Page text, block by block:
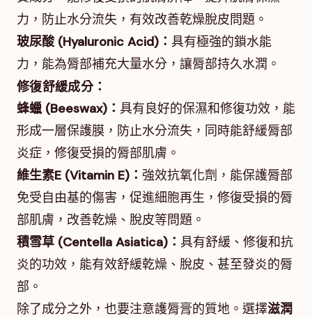
力，防止水分流失，有效改善乾燥脫皮問題。
玻尿酸 (Hyaluronic Acid)： 具有極強的鎖水能
力，能為脣部補充大量水分，讓脣部持久水潤。
修復舒緩成分：
蜂蠟 (Beeswax)： 具有良好的保濕和修復功效，能
形成一層保護膜，防止水分流失，同時能舒緩脣部
炎症，修復受損的脣部肌膚。
維生素E (Vitamin E)： 強效抗氧化劑，能保護脣部
免受自由基的傷害，促進細胞再生，修復受損的脣
部肌膚，改善乾燥、脫皮等問題。
積雪草 (Centella Asiatica)： 具有舒緩、修復和抗
炎的功效，能有效舒緩乾燥、脫皮、甚至發炎的脣
部。
除了成分之外，也要注意護脣膏的質地。選擇滋潤